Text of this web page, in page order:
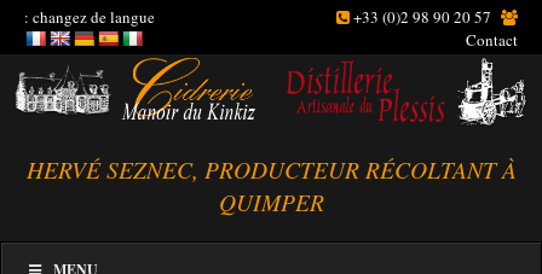
: changez de langue
+33 (0)2 98 90 20 57
Contact
HERVÉ SEZNEC, PRODUCTEUR RÉCOLTANT À
QUIMPER